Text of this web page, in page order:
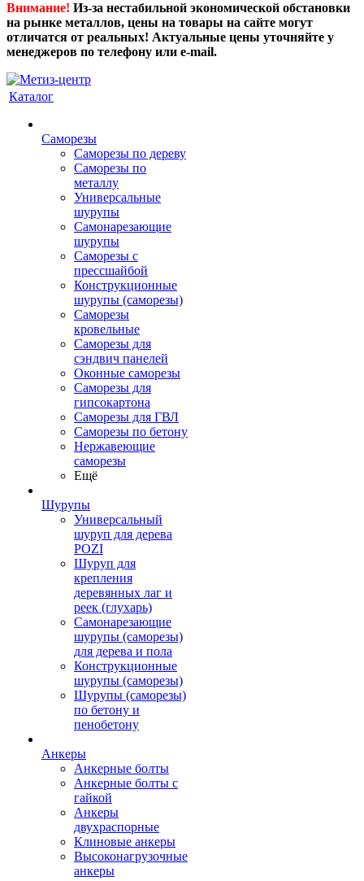
Внимание! Из-за нестабильной экономической обстановки
на рынке металлов, цены на товары на сайте могут
отличатся от реальных! Актуальные цены уточняйте у
менеджеров по телефону или e-mail.
Каталог
Саморезы
Саморезы по дереву
Саморезы по
металлу
Универсальные
шурупы
Самонарезающие
шурупы
Саморезы с
прессшайбой
Конструкционные
шурупы (саморезы)
Саморезы
кровельные
Саморезы для
сэндвич панелей
Оконные саморезы
Саморезы для
гипсокартона
Саморезы для ГВЛ
Саморезы по бетону
Нержавеющие
саморезы
Ещё
Шурупы
Универсальный
шуруп для дерева
POZI
Шуруп для
крепления
деревянных лаг и
реек (глухарь)
Самонарезающие
шурупы (саморезы)
для дерева и пола
Конструкционные
шурупы (саморезы)
Шурупы (саморезы)
по бетону и
пенобетону
Анкеры
Анкерные болты
Анкерные болты с
гайкой
Анкеры
двухраспорные
Клиновые анкеры
Высоконагрузочные
анкеры